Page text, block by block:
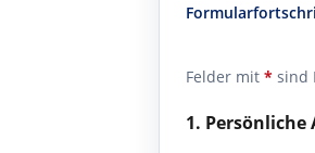
Felder mit* sind
1. Persönliche